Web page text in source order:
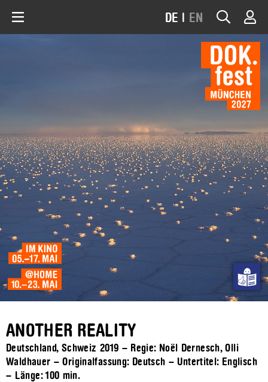
DE | EN
ANOTHER REALITY
Deutschland, Schweiz 2019 – Regie: Noël Dernesch, Olli
Waldhauer – Originalfassung: Deutsch – Untertitel: Englisch
– Länge:100 min.